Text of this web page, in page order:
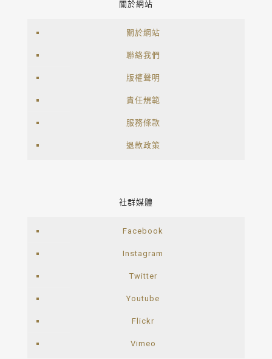
關於網站
關於網站
聯絡我們
版權聲明
責任規範
服務條款
退款政策
社群媒體
Facebook
Instagram
Twitter
Youtube
Flickr
Vimeo